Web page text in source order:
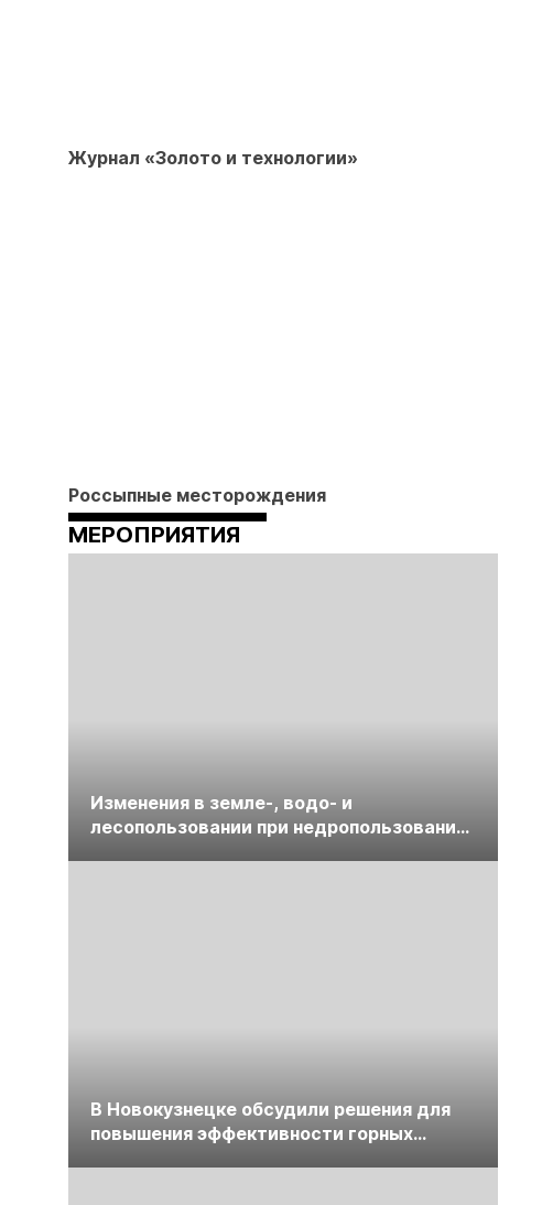
Журнал «Золото и технологии»
Россыпные месторождения
МЕРОПРИЯТИЯ
Изменения в земле-, водо- и
лесопользовании при недропользовании
В Новокузнецке обсудили решения для
повышения эффективности горных